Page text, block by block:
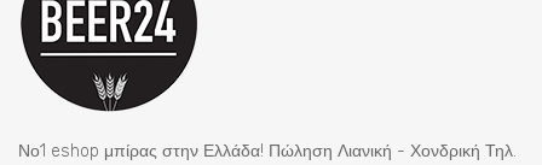
Νο1 eshop μπίρας στην Ελλάδα! Πώληση Λιανική - Χονδρική Τηλ.